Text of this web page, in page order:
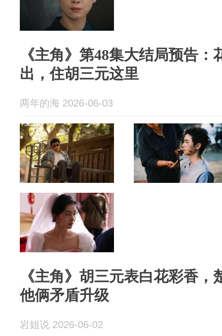
《主角》第48集大结局预告
出，住胡三元这里
两年的海 2026-06-03
《主角》胡三元表白花彩香
他俩矛盾升级
岩姐说 2026-06-02